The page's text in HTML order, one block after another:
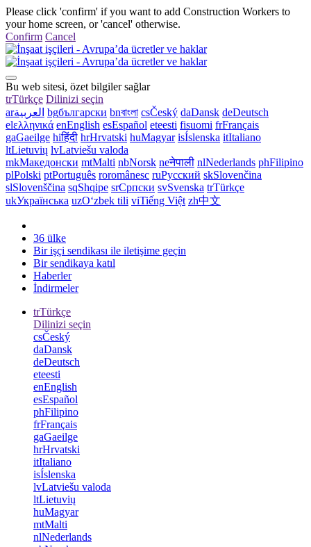
Please click 'confirm' if you want to add Construction Workers to
your home screen, or 'cancel' otherwise.
Confirm Cancel
Bu web sitesi, özet bilgiler sağlar
trTürkçe Dilinizi seçin
arالعربية bgбългарски bnবাংলা csČeský daDansk deDeutsch
elελληνικά enEnglish esEspañol eteesti fisuomi frFrançais
gaGaeilge hiहिंदी hrHrvatski huMagyar isÍslenska itItaliano
ltLietuvių lvLatviešu valoda
mkМакедонски mtMalti nbNorsk neनेपाली nlNederlands phFilipino
plPolski ptPortuguês roromânesc ruРусский skSlovenčina
slSlovenščina sqShqipe srСрпски svSvenska trTürkçe
ukУкраїнська uzOʻzbek tili viTiếng Việt zh中文
36 ülke
Bir işçi sendikası ile iletişime geçin
Bir sendikaya katıl
Haberler
İndirmeler
trTürkçe
Dilinizi seçin
csČeský
daDansk
deDeutsch
eteesti
enEnglish
esEspañol
phFilipino
frFrançais
gaGaeilge
hrHrvatski
itItaliano
isÍslenska
lvLatviešu valoda
ltLietuvių
huMagyar
mtMalti
nlNederlands